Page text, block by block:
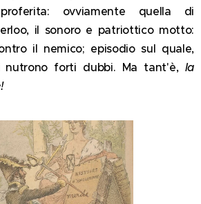
ovviamente quella di
il sonoro e patriottico motto:
il nemico; episodio sul quale,
nutrono forti dubbi. Ma tant'è, la